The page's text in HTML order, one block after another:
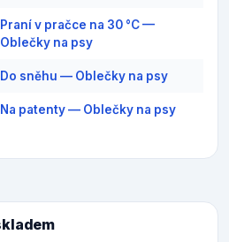
Praní v pračce na 30 °C —
Oblečky na psy
Do sněhu — Oblečky na psy
Na patenty — Oblečky na psy